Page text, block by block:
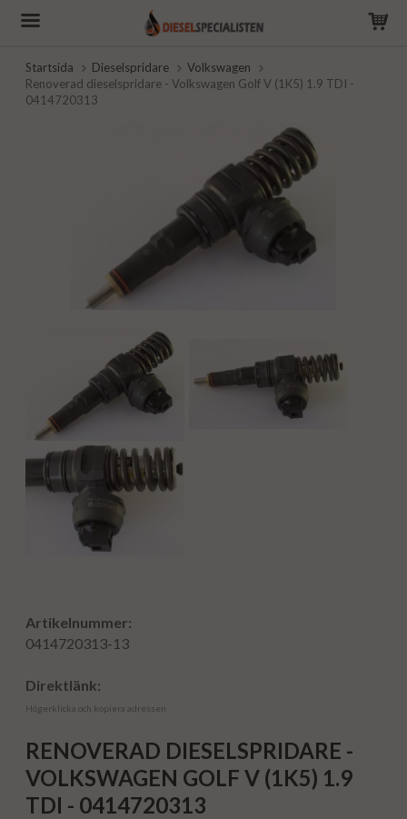
Startsida Dieselspridare
Volkswagen
Renoverad dieselspridare - Volkswagen Golf V (1K5) 1.9 TDI -
0414720313
Artikelnummer:
0414720313-13
Direktlänk:
Högerklicka och kopiera adressen
RENOVERAD DIESELSPRIDARE -
VOLKSWAGEN GOLF V (1K5) 1.9
TDI - 0414720313